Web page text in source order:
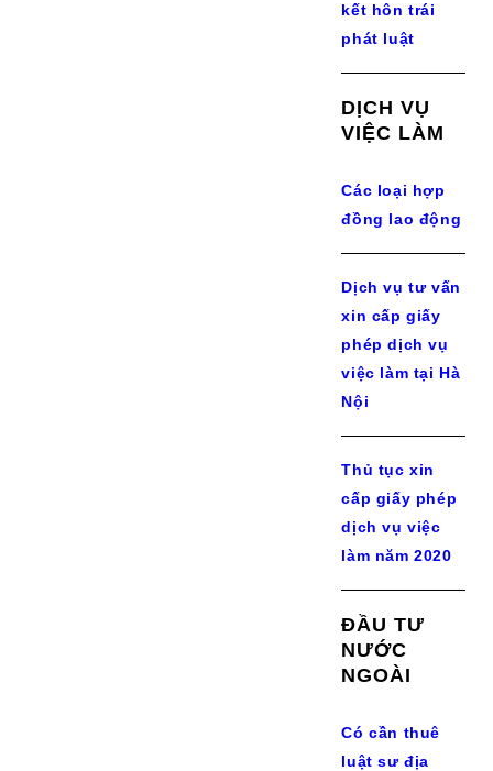
kết hôn trái
phát luật
DỊCH VỤ
VIỆC LÀM
Các loại hợp
đồng lao động
Dịch vụ tư vấn
xin cấp giấy
phép dịch vụ
việc làm tại Hà
Nội
Thủ tục xin
cấp giấy phép
dịch vụ việc
làm năm 2020
ĐẦU TƯ
NƯỚC
NGOÀI
Có cần thuê
luật sư địa